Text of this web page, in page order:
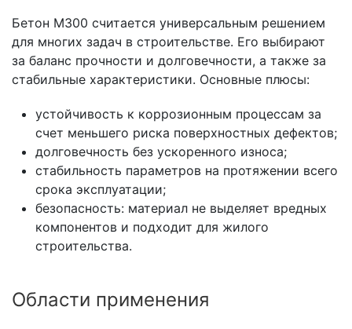
Бетон М300 считается универсальным решением
для многих задач в строительстве. Его выбирают
за баланс прочности и долговечности, а также за
стабильные характеристики. Основные плюсы:
устойчивость к коррозионным процессам за
счет меньшего риска поверхностных дефектов;
долговечность без ускоренного износа;
стабильность параметров на протяжении всего
срока эксплуатации;
безопасность: материал не выделяет вредных
компонентов и подходит для жилого
строительства.
Области применения